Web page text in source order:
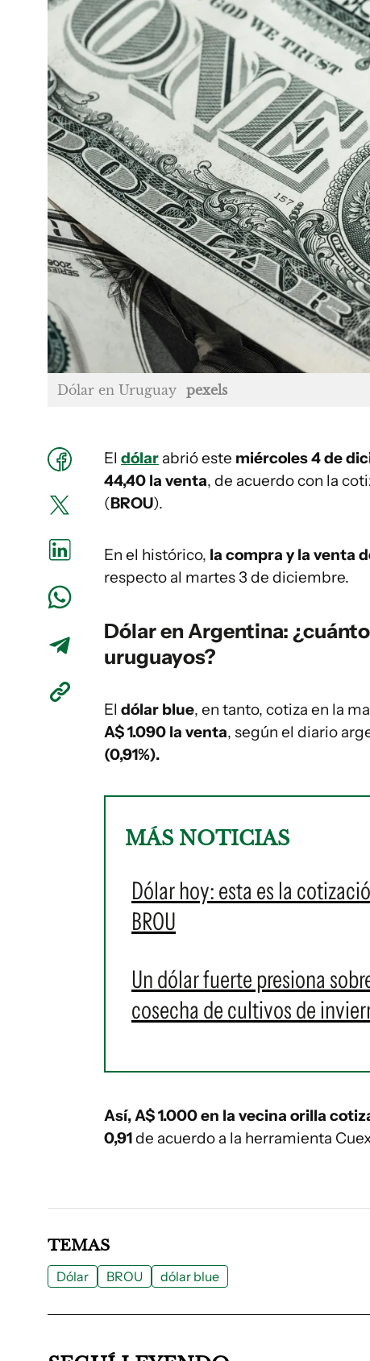
Dólar en Uruguay pexels
El dólar abrió este miércoles 4 de
44,40 la venta, de acuerdo con la
(BROU).
En el histórico, la compra y la venta
respecto al martes 3 de diciembre.
Dólar en Argentina:
uruguayos?
El dólar blue, en tanto, cotiza en la
A$ 1.090 la venta, según el diario
(0,91%).
MÁS NOTICIAS
Dólar hoy: esta es la
BROU
Un dólar fuerte presiona
cosecha de cultivos de
Así, A$ 1.000 en la vecina orilla
0,91de acuerdo a la herramienta
TEMAS
Dólar BROU dólar blue